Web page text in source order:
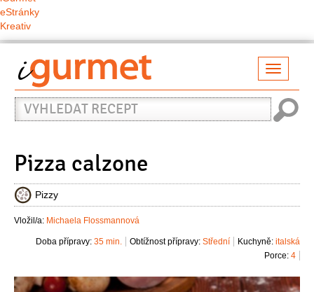
eStránky
Kreativ
Vyhledat
recept
Pizza calzone
Pizzy
Vložil/a: Michaela Flossmannová
Kuchyně: italská
Obtížnost přípravy: Střední
Doba přípravy: 35 min.
Porce: 4